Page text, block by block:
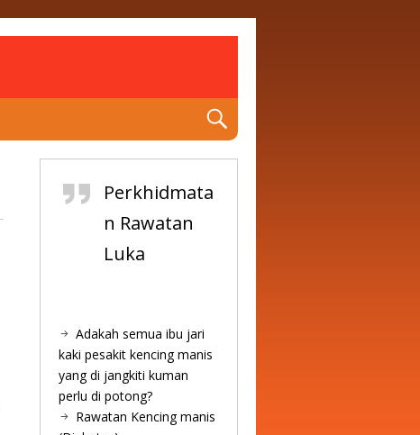
Perkhidmata
n Rawatan
Luka
Adakah semua ibu jari
kaki pesakit kencing manis
yang di jangkiti kuman
perlu di potong?
Rawatan Kencing manis